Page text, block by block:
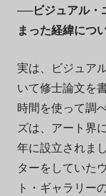
──ビジュアル・
まった経緯につ
実は、ビジュア
いて修士論文を
時間を使って調
ズは、アート界
年に設立されまし
ターをしていた
ト・ギャラリー